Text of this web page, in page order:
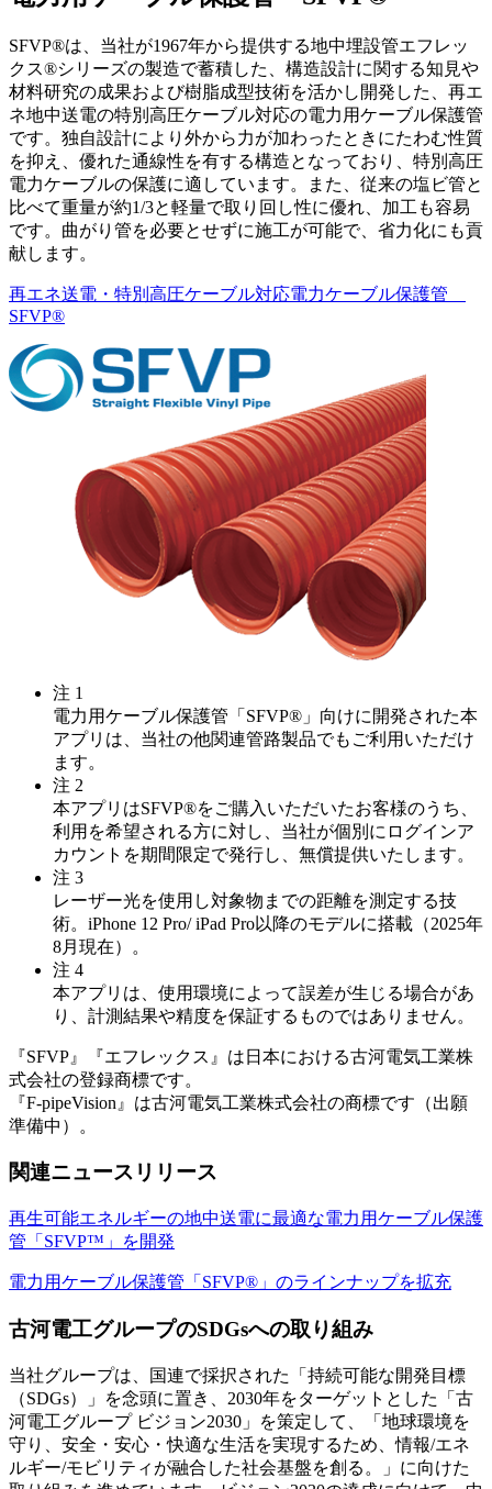
SFVP®は、当社が1967年から提供する地中埋設管エフレッ
クス®シリーズの製造で蓄積した、構造設計に関する知見や
材料研究の成果および樹脂成型技術を活かし開発した、再エ
ネ地中送電の特別高圧ケーブル対応の電力用ケーブル保護管
です。独自設計により外から力が加わったときにたわむ性質
を抑え、優れた通線性を有する構造となっており、特別高圧
電力ケーブルの保護に適しています。また、従来の塩ビ管と
比べて重量が約1/3と軽量で取り回し性に優れ、加工も容易
です。曲がり管を必要とせずに施工が可能で、省力化にも貢
献します。
再エネ送電・特別高圧ケーブル対応電力ケーブル保護管
SFVP®
注 1
電力用ケーブル保護管「SFVP®」向けに開発された本
アプリは、当社の他関連管路製品でもご利用いただけ
ます。
注 2
本アプリはSFVP®をご購入いただいたお客様のうち、
利用を希望される方に対し、当社が個別にログインア
カウントを期間限定で発行し、無償提供いたします。
注 3
レーザー光を使用し対象物までの距離を測定する技
術。iPhone 12 Pro/ iPad Pro以降のモデルに搭載（2025年
8月現在）。
注 4
本アプリは、使用環境によって誤差が生じる場合があ
り、計測結果や精度を保証するものではありません。
『SFVP』『エフレックス』は日本における古河電気工業株
式会社の登録商標です。
『F-pipeVision』は古河電気工業株式会社の商標です（出願
準備中）。
関連ニュースリリース
再生可能エネルギーの地中送電に最適な電力用ケーブル保護
管「SFVP™」を開発
電力用ケーブル保護管「SFVP®」のラインナップを拡充
古河電工グループのSDGsへの取り組み
当社グループは、国連で採択された「持続可能な開発目標
（SDGs）」を念頭に置き、2030年をターゲットとした「古
河電工グループ ビジョン2030」を策定して、「地球環境を
守り、安全・安心・快適な生活を実現するため、情報/エネ
ルギー/モビリティが融合した社会基盤を創る。」に向けた